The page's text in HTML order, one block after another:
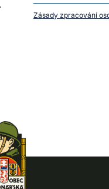
Zásady zpracování